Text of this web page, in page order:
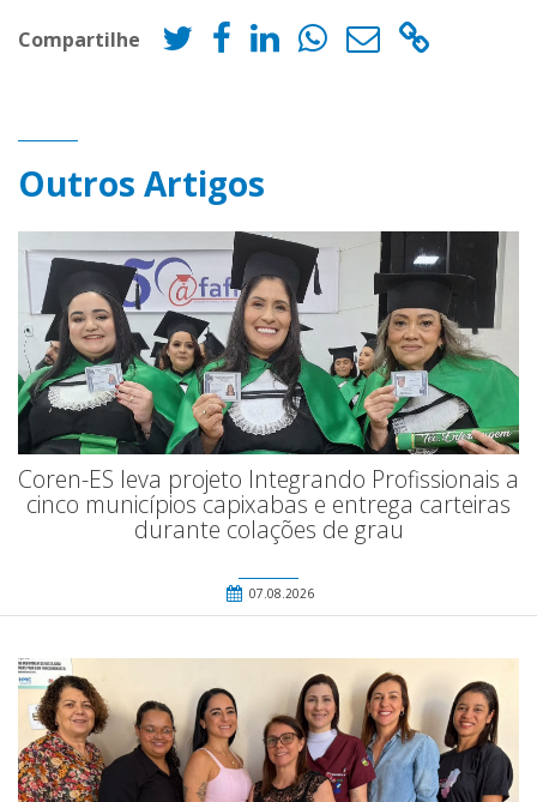
Compartilhe
Outros Artigos
Coren-ES leva projeto Integrando Profissionais a
cinco municípios capixabas e entrega carteiras
durante colações de grau
07.08.2026